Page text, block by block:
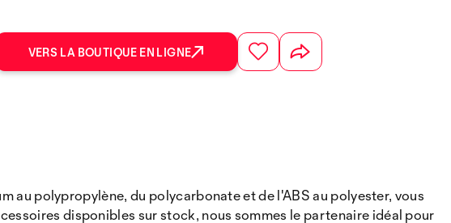
VERS LA BOUTIQUE EN LIGNE
au polypropylène, du polycarbonate et de l'ABS au polyester, vous
disponibles sur stock, nous sommes le partenaire idéal pour